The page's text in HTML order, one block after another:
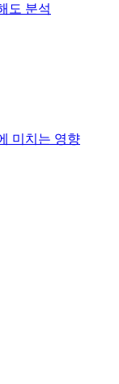
도 분석
미치는 영향